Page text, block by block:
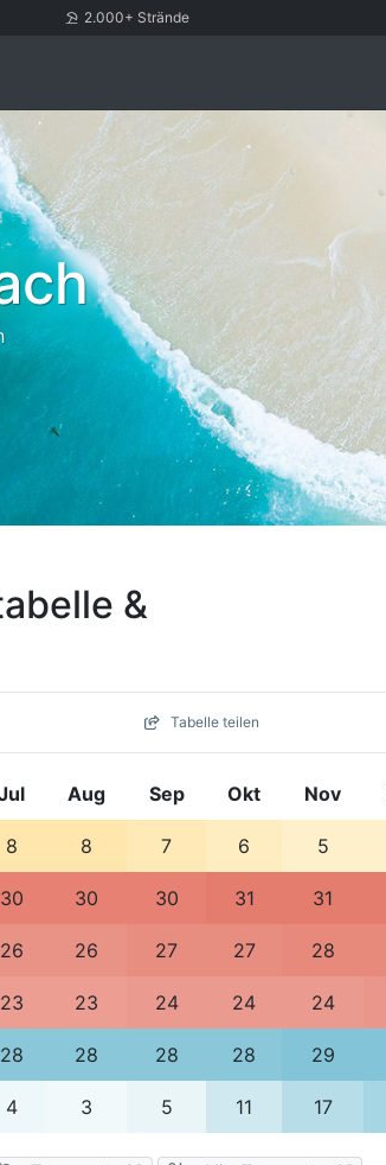
2.000+ Strände
&
Tabelle teilen
Aug Sep Okt Nov
8 8 7 6 5
30 30 30 31 31
26 26 27 27 28
23 23 24 24 24
28 28 28 28 29
4 3 5 11 17